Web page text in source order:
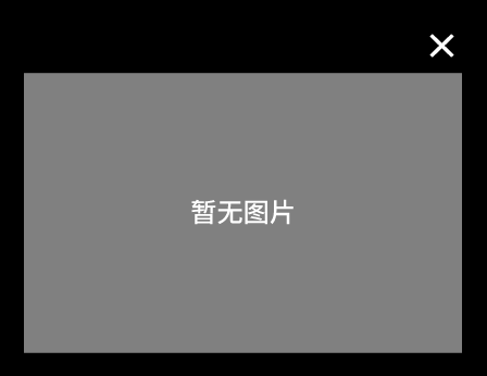
关于M+藏品